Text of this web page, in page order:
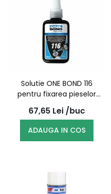
Solutie ONE BOND 116
pentru fixarea pieselor
filetate, rezistenta medie
50ml
67,65 Lei /buc
ADAUGA IN COS